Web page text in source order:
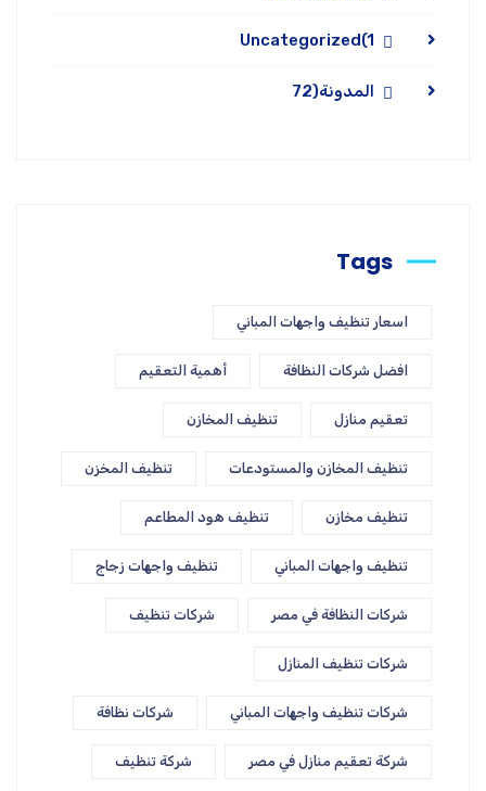
Uncategorized(1
المدونة(72
Tags
اسعار تنظيف واجهات المباني
افضل شركات النظافة أهمية التعقيم
تعقيم منازل تنظيف المخازن
تنظيف المخازن والمستودعات تنظيف المخزن
تنظيف مخازن تنظيف هود المطاعم
تنظيف واجهات المباني تنظيف واجهات زجاج
شركات النظافة في مصر شركات تنظيف
شركات تنظيف المنازل
شركات تنظيف واجهات المباني شركات نظافة
شركة تعقيم منازل في مصر شركة تنظيف